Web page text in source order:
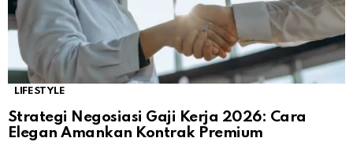
LIFESTYLE
Strategi Negosiasi Gaji Kerja 2026: Cara
Elegan Amankan Kontrak Premium